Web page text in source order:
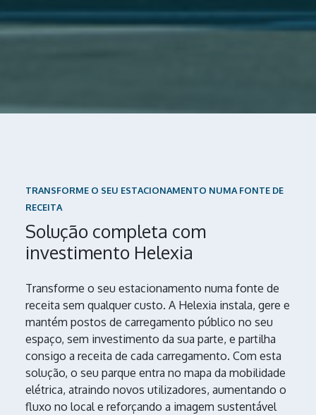
TRANSFORME O SEU ESTACIONAMENTO NUMA FONTE DE
RECEITA
Solução completa com
investimento Helexia
Transforme o seu estacionamento numa fonte de
receita sem qualquer custo. A Helexia instala, gere e
mantém postos de carregamento público no seu
espaço, sem investimento da sua parte, e partilha
consigo a receita de cada carregamento. Com esta
solução, o seu parque entra no mapa da mobilidade
elétrica, atraindo novos utilizadores, aumentando o
fluxo no local e reforçando a imagem sustentável